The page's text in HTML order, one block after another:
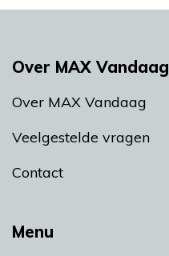
Menu
Over MAX Vandaag
Over MAX Vandaag
Veelgestelde vragen
Contact